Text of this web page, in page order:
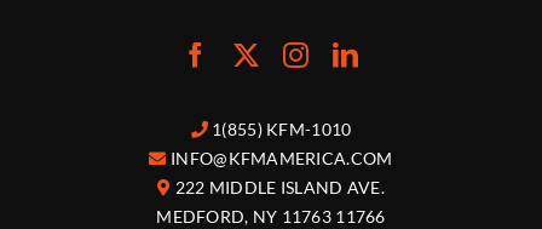
1(855) KFM-1010
INFO@KFMAMERICA.COM
222 MIDDLE ISLAND AVE.
MEDFORD, NY 11763 11766